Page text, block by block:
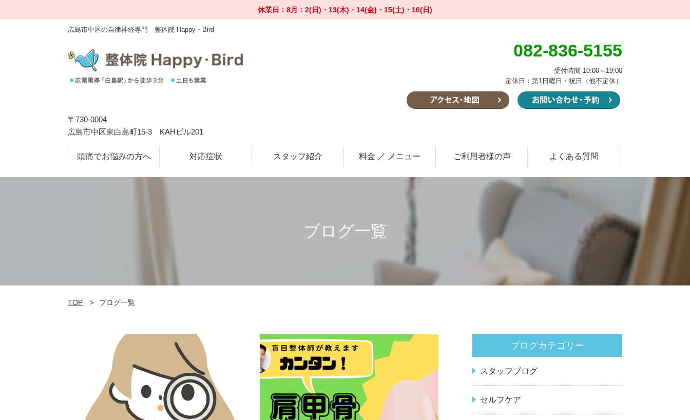
休業日：8月：2(日)・13(木)・14(金)・15(土)・16(日)
広島市中区の自律神経専門 整体院 Happy・Bird
〒730-0004
広島市中区東白島町15-3 KAHビル201
082-836-5155
受付時間 10:00～19:00
定休日：第1日曜日・祝日（他不定休）
頭痛でお悩みの方へ 対応症状 スタッフ紹介 料金 ／ メニュー ご利用者様の声 よくある質問
ブログ一覧
TOP ブログ一覧
ブログカテゴリー
スタッフブログ
セルフケア